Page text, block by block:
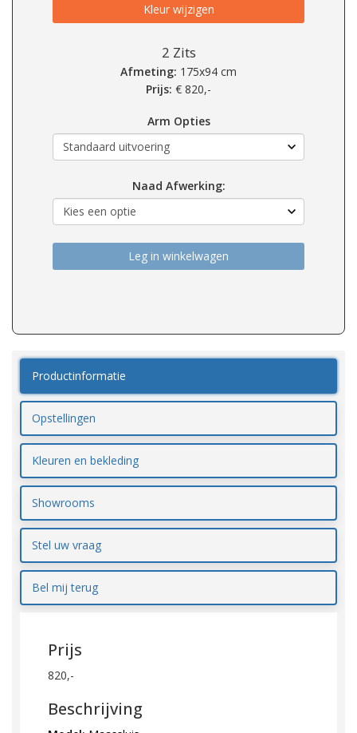
Kleur wijzigen
2 Zits
Afmeting: 175x94 cm
Prijs: € 820,-
Arm Opties
Naad Afwerking:
Leg in winkelwagen
Productinformatie
Opstellingen
Kleuren en bekleding
Showrooms
Stel uw vraag
Bel mij terug
Prijs
820,-
Beschrijving